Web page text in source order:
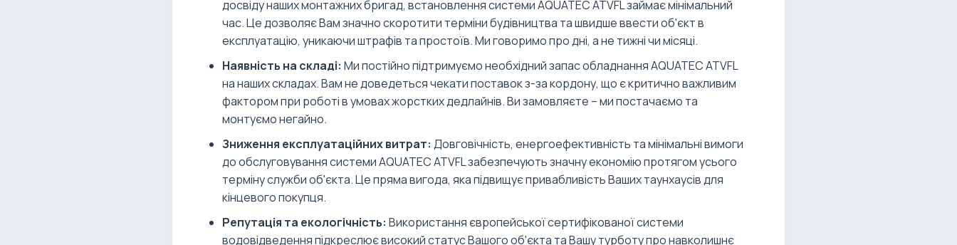
досвіду наших монтажних бригад, встановлення системи AQUATEC ATVFL займає мінімальний
час. Це дозволяє Вам значно скоротити терміни будівництва та швидше ввести об'єкт в
експлуатацію, уникаючи штрафів та простоїв. Ми говоримо про дні, а не тижні чи місяці.
Наявність на складі: Ми постійно підтримуємо необхідний запас обладнання AQUATEC ATVFL
на наших складах. Вам не доведеться чекати поставок з-за кордону, що є критично важливим
фактором при роботі в умовах жорстких дедлайнів. Ви замовляєте – ми постачаємо та
монтуємо негайно.
Зниження експлуатаційних витрат: Довговічність, енергоефективність та мінімальні вимоги
до обслуговування системи AQUATEC ATVFL забезпечують значну економію протягом усього
терміну служби об'єкта. Це пряма вигода, яка підвищує привабливість Ваших таунхаусів для
кінцевого покупця.
Репутація та екологічність: Використання європейської сертифікованої системи
водовідведення підкреслює високий статус Вашого об'єкта та Вашу турботу про навколишнє